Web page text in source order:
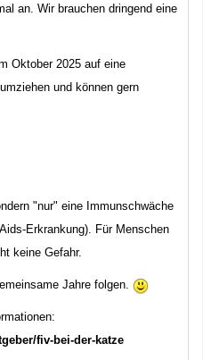
an. Wir brauchen dringend eine
Oktober 2025 auf eine
und können gern
"nur" eine Immunschwäche
Erkrankung). Für Menschen
keine Gefahr.
Jahre folgen.
fiv-bei-der-katze